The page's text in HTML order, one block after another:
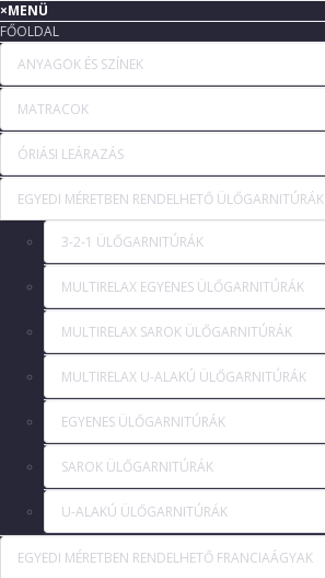
×MENÜ
FŐOLDAL
ANYAGOK ÉS SZÍNEK
MATRACOK
ÓRIÁSI LEÁRAZÁS
EGYEDI MÉRETBEN RENDELHETŐ ÜLŐGARNITÚRÁK
3-2-1 ÜLŐGARNITÚRÁK
MULTIRELAX EGYENES ÜLŐGARNITÚRÁK
MULTIRELAX SAROK ÜLŐGARNITÚRÁK
MULTIRELAX U-ALAKÚ ÜLŐGARNITÚRÁK
EGYENES ÜLŐGARNITÚRÁK
SAROK ÜLŐGARNITÚRÁK
U-ALAKÚ ÜLŐGARNITÚRÁK
EGYEDI MÉRETBEN RENDELHETŐ FRANCIAÁGYAK